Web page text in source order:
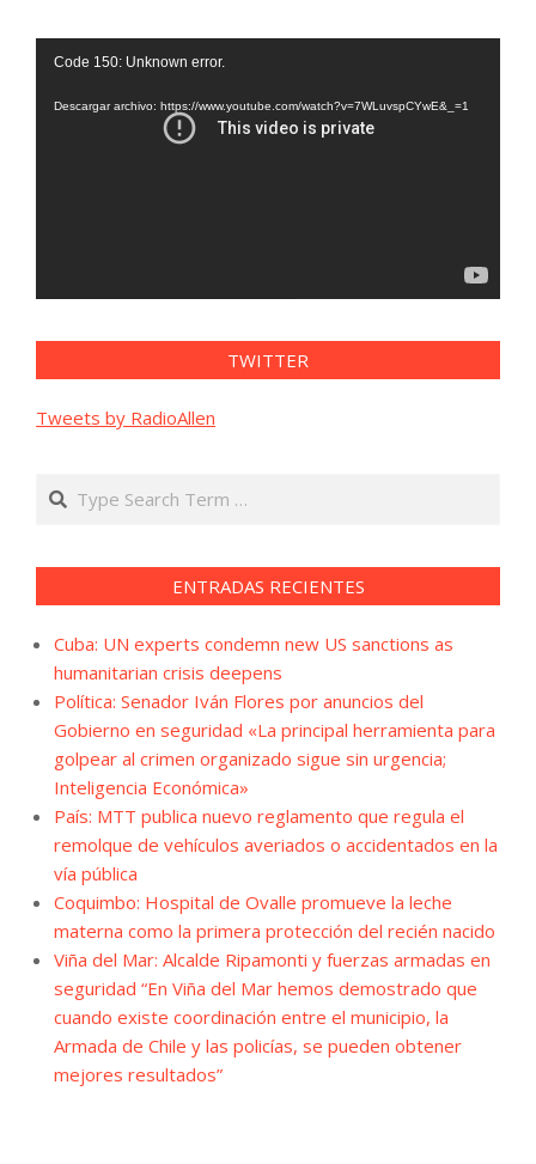
Reproductor
vídeo
Code 150: Unknown error.
Descargar archivo: https://www.youtube.com/watch?v=7WLuvspCYwE&_=1
TWITTER
Tweets by RadioAllen
Search
ENTRADAS RECIENTES
Cuba: UN experts condemn new US sanctions as
humanitarian crisis deepens
Política: Senador Iván Flores por anuncios del
Gobierno en seguridad «La principal herramienta para
golpear al crimen organizado sigue sin urgencia;
Inteligencia Económica»
País: MTT publica nuevo reglamento que regula el
remolque de vehículos averiados o accidentados en la
vía pública
Coquimbo: Hospital de Ovalle promueve la leche
materna como la primera protección del recién nacido
Viña del Mar: Alcalde Ripamonti y fuerzas armadas en
seguridad “En Viña del Mar hemos demostrado que
cuando existe coordinación entre el municipio, la
Armada de Chile y las policías, se pueden obtener
mejores resultados”